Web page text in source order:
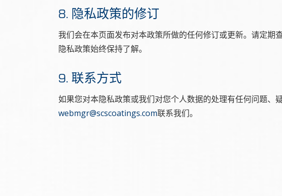
8. 隐私政策的修订
我们会在本页面发布对本政策所做的任何修订或更新。请定期
隐私政策始终保持了解。
9. 联系方式
如果您对本隐私政策或我们对您个人数据的处理有任何问题、
webmgr@scscoatings.com联系我们。